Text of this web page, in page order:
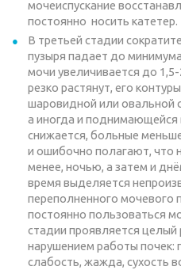
мочеиспускание
постоянно носить катетер.
В третьей стадии
пузыря падает до
мочи увеличивается до
резко растянут, его
шаровидной или овальной
а иногда и поднимающейся
снижается, больные
и ошибочно полагают, что
менее, ночью, а затем и
время выделяется
переполненного мочевого
постоянно пользоваться
стадии проявляется
нарушением работы почек:
слабость, жажда, сухость